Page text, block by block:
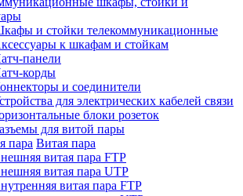
и стойки телекоммуникационные
к шкафам и стойкам
панели
корды
и соединители
для электрических кабелей связи
блоки розеток
для витой пары
Витая пара
витая пара FTP
витая пара UTP
витая пара FTP